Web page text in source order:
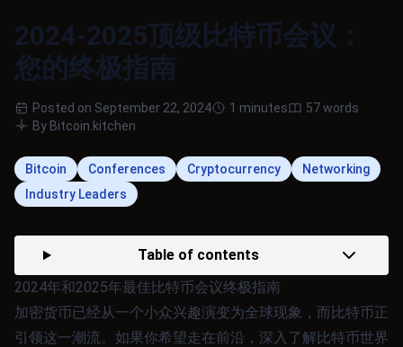
2024-2025顶级比特币会议：
您的终极指南
Posted on September 22, 2024 1 minutes
57 words
By Bitcoin.kitchen
Bitcoin Conferences Cryptocurrency
Networking
Industry Leaders
Table of contents
2024年和2025年最佳比特币会议终极指南
加密货币已经从一个小众兴趣演变为全球现象，而比特币正
引领这一潮流。如果你希望走在前沿，深入了解比特币世界